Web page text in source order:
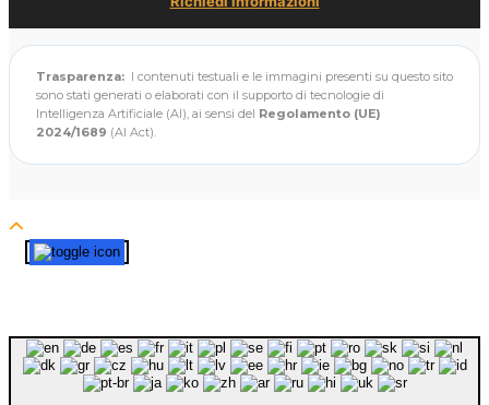
Trasparenza: I contenuti testuali e le immagini presenti su questo sito
sono stati generati o elaborati con il supporto di tecnologie di
Intelligenza Artificiale (AI), ai sensi del Regolamento (UE)
2024/1689 (AI Act).